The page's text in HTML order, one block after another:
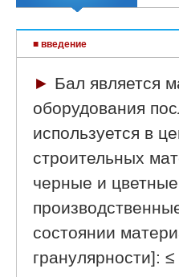
■ введение
► Бал является
оборудования
используется в
строительных
черные и
состоянии
гранулярности]: